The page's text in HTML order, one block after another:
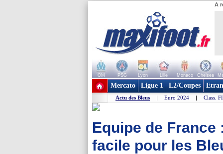
A
OM PSG Lyon Lille Monaco Chelsea
+ de clubs
Mercato Ligue 1 L2/Coupes
Actu des Bleus | Euro 2024 | Class.
Equipe de
facile pour les